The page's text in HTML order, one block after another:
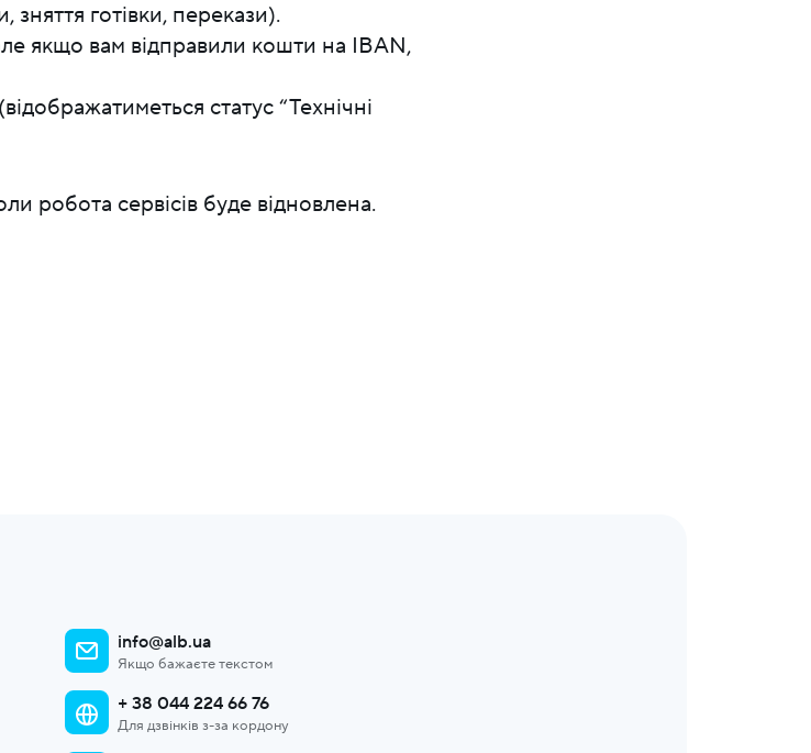
зняття готівки, перекази).
якщо вам відправили кошти на IBAN,
статус “Технічні
робота сервісів буде відновлена.
info@alb.ua
Якщо бажаєте текстом
+ 38 044 224 66 76
Для дзвінків з-за кордону